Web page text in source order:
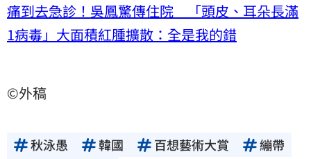
痛到去急診！吳鳳驚傳住院 「頭皮、耳朵長滿
1病毒」大面積紅腫擴散：全是我的錯
©外稿
秋泳愚 韓國 百想藝術大賞
繃帶